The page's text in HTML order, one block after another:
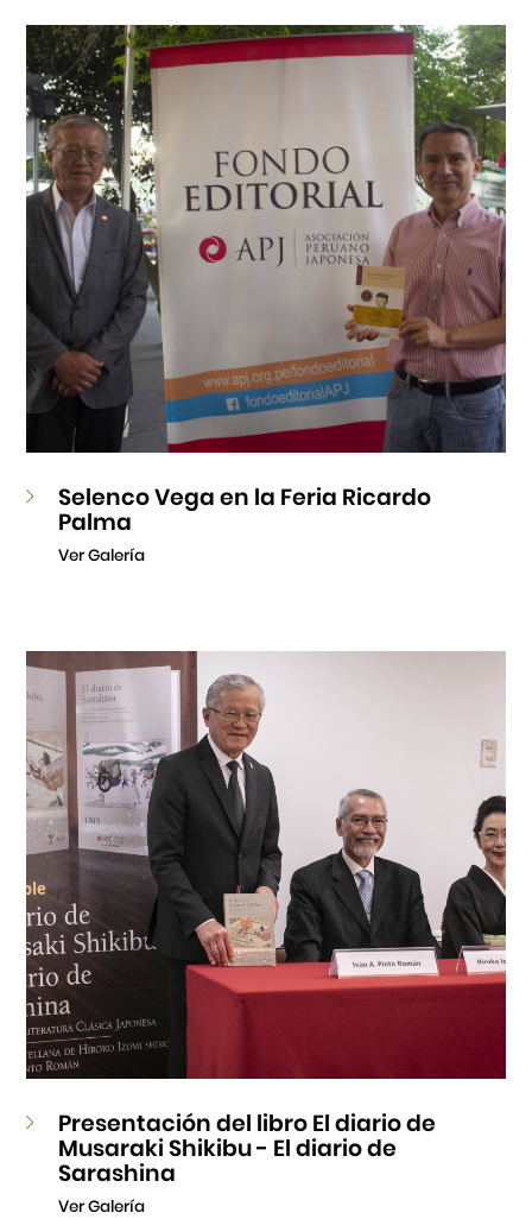
Cursos
Museo de la Inmigración Japonesa
Fondo Editorial
Teatro Peruano Japonés
Selenco Vega en la Feria Ricardo
Palma
Ver Galería
Presentación del libro El diario de
Musaraki Shikibu - El diario de
Sarashina
Ver Galería